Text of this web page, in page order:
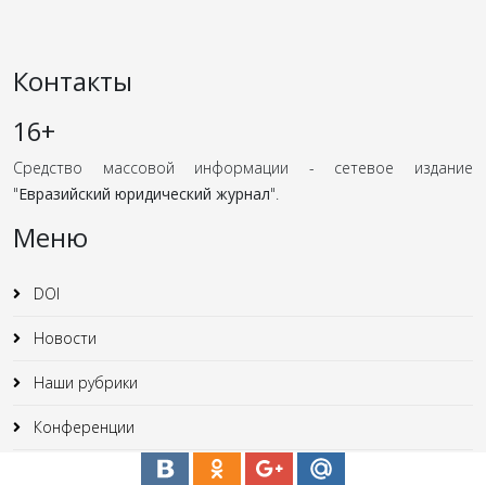
Контакты
16+
Средство массовой информации - сетевое издание
"Евразийский юридический журнал".
Меню
DOI
Новости
Наши рубрики
Конференции
Юридические статьи